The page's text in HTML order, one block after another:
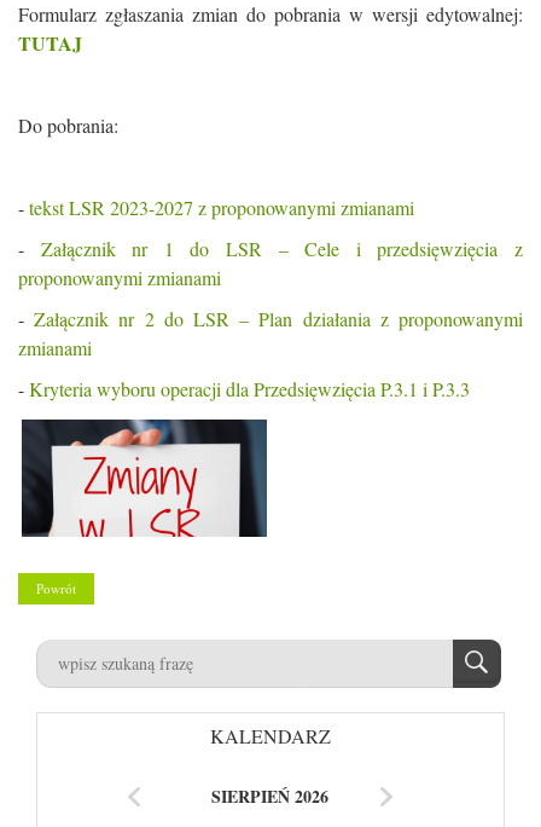
Formularz zgłaszania zmian do pobrania w wersji edytowalnej:
TUTAJ
Do pobrania:
-tekst LSR 2023-2027 z proponowanymi zmianami
- Załącznik nr 1 do LSR – Cele i przedsięwzięcia z
proponowanymi zmianami
-Załącznik nr 2 do LSR – Plan działania z proponowanymi
zmianami
-Kryteria wyboru operacji dla Przedsięwzięcia P.3.1 i P.3.3
Powrót
KALENDARZ
SIERPIEŃ 2026